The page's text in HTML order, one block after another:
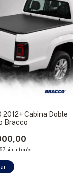
2012+ Cabina Doble
Bracco
sin interés